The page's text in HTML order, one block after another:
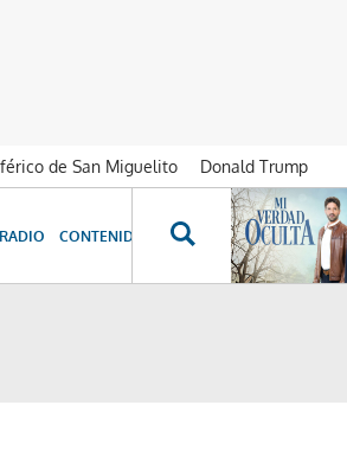
de San Miguelito
Donald Trump
CONTENIDOS ESPECIALES NOVELAS